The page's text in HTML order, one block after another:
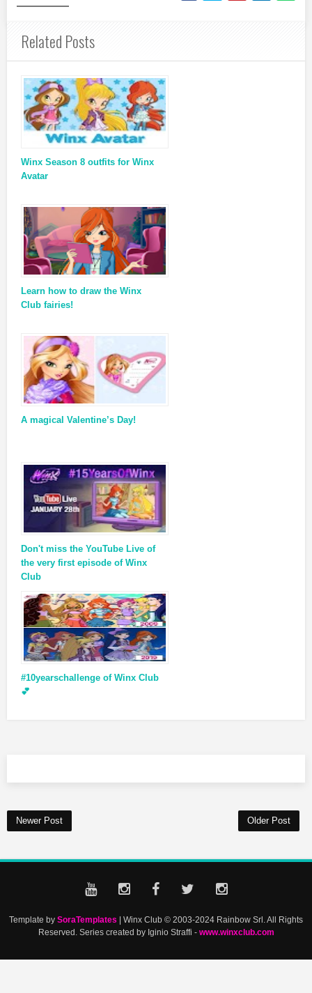
Related Posts
Winx Season 8 outfits for Winx
Avatar
Learn how to draw the Winx
Club fairies!
A magical Valentine’s Day!
Don't miss the YouTube Live of
the very first episode of Winx
Club
#10yearschallenge of Winx Club
💕
Newer Post Older Post
Template by SoraTemplates | Winx Club © 2003-2024 Rainbow Srl. All Rights
Reserved. Series created by Iginio Straffi - www.winxclub.com